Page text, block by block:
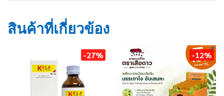
สินค้าที่เกี่ยวข้อง
-27% -12%